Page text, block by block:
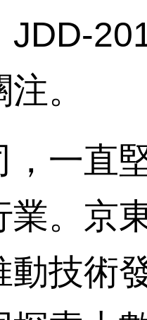
。
一直
。京
技術